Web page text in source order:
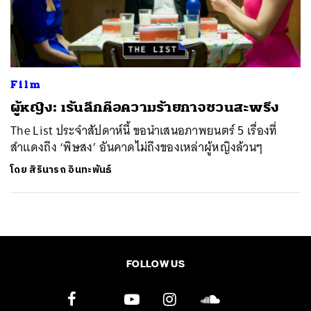
Film
ผู้หญิง: เร้นลึกคือความร้ายกาจชวนสะพรึง
The List ประจำสัปดาห์นี้ ขอนำเสนอภาพยนตร์ 5 เรื่องที่
สำแดงถึง ‘พิษสง’ อันคาดไม่ถึงของเหล่าผู้หญิงล้วนๆ
โดย สิรินารถ อินทะพันธ์
FOLLOW US
ค้นหา
SHARE TWEET LINE EMAIL